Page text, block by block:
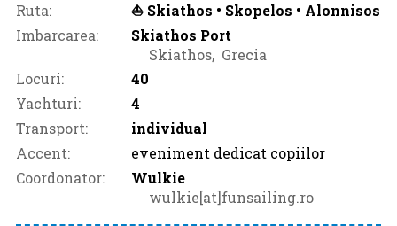
Ruta:
⛵ Skiathos • Skopelos • Alonnisos
Imbarcarea:
Skiathos Port
Skiathos‚ Grecia
Locuri:
40
Yachturi:
4
Transport:
individual
Accent:
eveniment dedicat copiilor
Coordonator:
Wulkie
wulkie[at]funsailing.ro